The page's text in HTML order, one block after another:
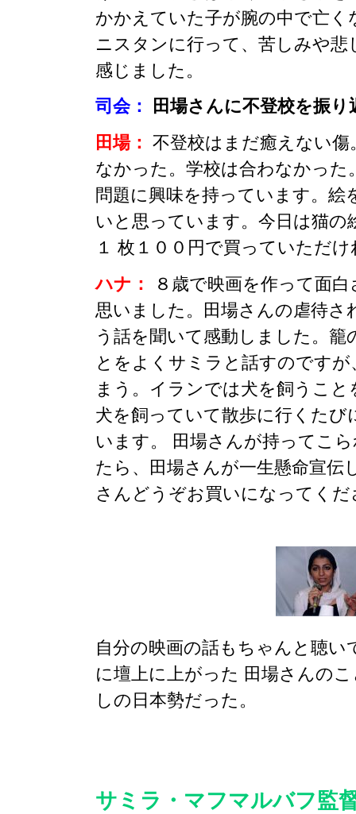
かかえていた子が腕の中で亡
ニスタンに行って、苦しみや
感じました。
司会：
田場さんに不登校を振
田場： 不登校はまだ癒えない
なかった。学校は合わなかった
問題に興味を持っています。
いと思っています。今日は猫
１ 枚１００円で買っていただ
ハナ：
８歳で映画を作って面
思いました。田場さんの虐待
う話を聞いて感動しました。
とをよくサミラと話すのです
まう。イランでは犬を飼うこ
犬を飼っていて散歩に行くた
います。 田場さんが持ってこ
たら、田場さんが一生懸命宣伝
さんどうぞお買いになってくだ
自分の映画の話もちゃんと聴
に壇上に上がった 田場さんの
しの日本勢だった。
サミラ・マフマルバフ監